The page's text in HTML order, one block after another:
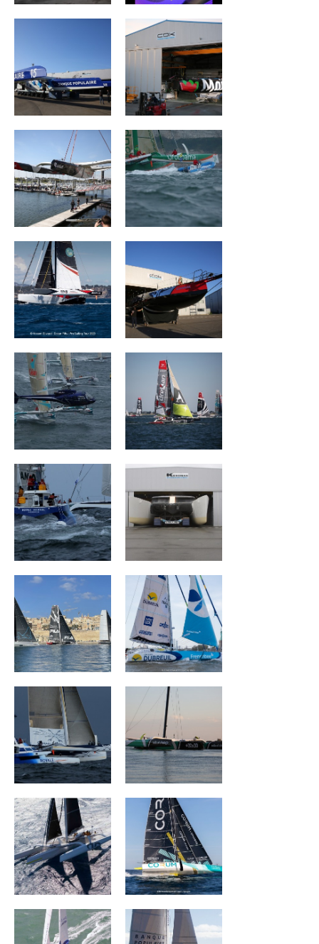
ACTUAL ULTIM 3 Groupama II
Wind of Trust –
Fondation pour
CHARAL
Géant Groupe Drekan
ROYALE ATLANTIC Mouse Trap
ZOULOU Groupe Dubreuil
Ultim Emotion Sails Of Change
ARGO CORUM L 'Épargne
Banque Populaire
III
Banque Populaire
II